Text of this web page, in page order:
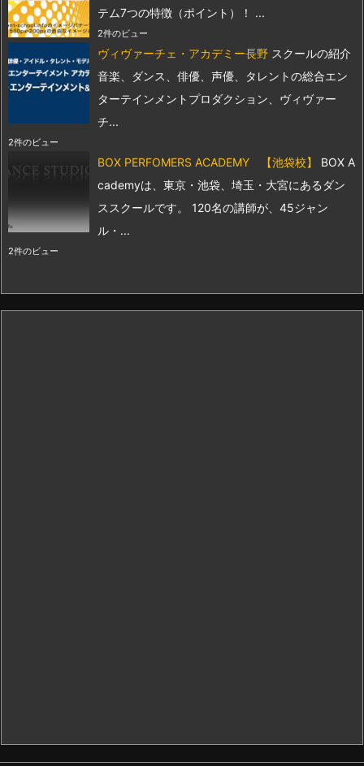
テム7つの特徴（ポイント）！ ...
2件のビュー
ヴィヴァーチェ・アカデミー長野 スクールの紹介
音楽、ダンス、俳優、声優、タレントの総合エン
ターテインメントプロダクション、ヴィヴァー
チ...
2件のビュー
BOX PERFOMERS ACADEMY 【池袋校】
BOX A
cademyは、東京・池袋、埼玉・大宮にあるダン
ススクールです。 120名の講師が、45ジャン
ル・...
2件のビュー